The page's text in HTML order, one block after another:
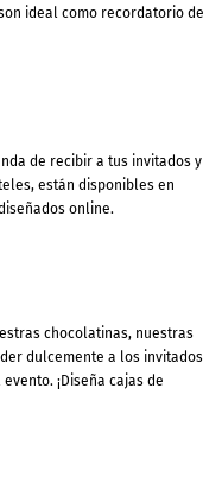
ideal como recordatorio de
de recibir a tus invitados y
están disponibles en
online.
chocolatinas, nuestras
dulcemente a los invitados
¡Diseña cajas de